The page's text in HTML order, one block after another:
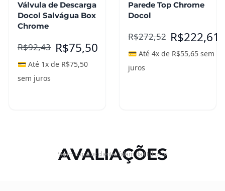
Válvula de Descarga
Docol Salvágua Box
Chrome
R$92,43 R$75,50
💳 Até 1x de R$75,50
sem juros
Parede Top Chrome
Docol
R$272,52 R$222,61
💳 Até 4x de R$55,65sem
juros
AVALIAÇÕES
Vejam o que os clientes falam da Hidronox